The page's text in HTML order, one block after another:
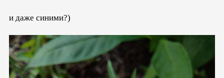
и даже синими?)